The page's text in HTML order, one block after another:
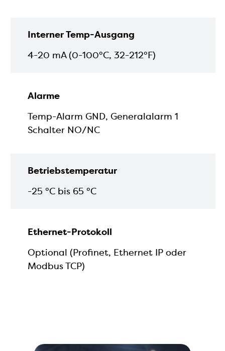
Interner Temp-Ausgang
4-20 mA (0-100°C, 32-212°F)
Alarme
Temp-Alarm GND, Generalalarm 1
Schalter NO/NC
Betriebstemperatur
-25 °C bis 65 °C
Ethernet-Protokoll
Optional (Profinet, Ethernet IP oder
Modbus TCP)